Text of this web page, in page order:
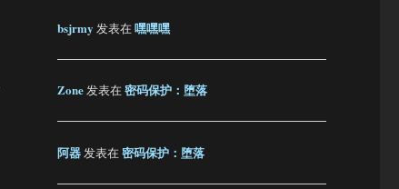
bsjrmy 发表在嘿嘿嘿
Zone发表在密码保护：堕落
阿器发表在密码保护：堕落